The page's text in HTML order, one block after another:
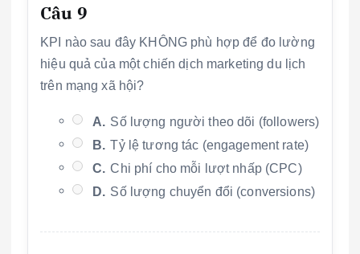
Câu 9
KPI nào sau đây KHÔNG phù hợp để đo lường
hiệu quả của một chiến dịch marketing du lịch
trên mạng xã hội?
A. Số lượng người theo dõi (followers)
B. Tỷ lệ tương tác (engagement rate)
C. Chi phí cho mỗi lượt nhấp (CPC)
D. Số lượng chuyển đổi (conversions)